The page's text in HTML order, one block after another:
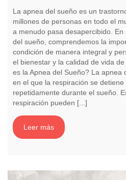
La apnea del sueño es un
millones de personas en todo el
a menudo pasa desapercibido.
del sueño, comprendemos la
condición de manera integral y
el bienestar y la calidad de vida
es la Apnea del Sueño? La apnea
en el que la respiración se
repetidamente durante el sueño.
respiración pueden [...]
Leer más